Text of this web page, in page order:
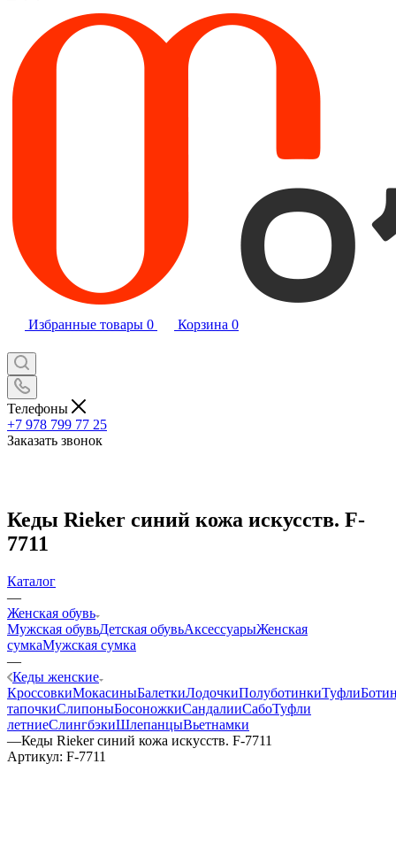
Избранные товары 0 Корзина 0
Телефоны
+7 978 799 77 25
Заказать звонок
Кеды Rieker синий кожа искусств. F-
7711
Каталог
—
Женская обувь
Мужская обувьДетская обувьАксессуарыЖенская
сумкаМужская сумка
—
Кеды женские
КроссовкиМокасиныБалеткиЛодочкиПолуботинкиТуфли
тапочкиСлипоныБосоножкиСандалииСабоТуфли
летниеСлингбэкиШлепанцыВьетнамки
—Кеды Rieker синий кожа искусств. F-7711
Артикул: F-7711